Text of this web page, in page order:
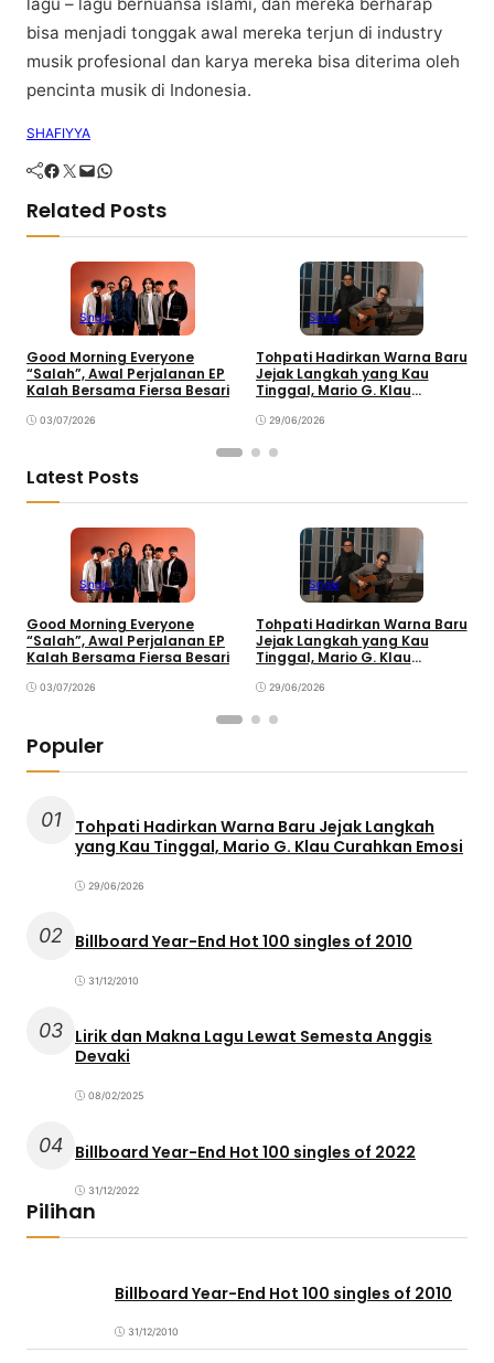
bisa menjadi tonggak awal mereka terjun di industry
musik profesional dan karya mereka bisa diterima oleh
pencinta musik di Indonesia.
SHAFIYYA
Facebook Twitter Mail WhatsApp
Related Posts
Single
Good Morning Everyone
“Salah”, Awal Perjalanan EP
Kalah Bersama Fiersa Besari
03/07/2026
Single
Tohpati Hadirkan Warna Baru
Jejak Langkah yang Kau
Tinggal, Mario G. Klau
29/06/2026
Latest Posts
Single
Good Morning Everyone
“Salah”, Awal Perjalanan EP
Kalah Bersama Fiersa Besari
03/07/2026
Single
Tohpati Hadirkan Warna Baru
Jejak Langkah yang Kau
Tinggal, Mario G. Klau
29/06/2026
Populer
01
Tohpati Hadirkan Warna Baru Jejak Langkah
yang Kau Tinggal, Mario G. Klau Curahkan Emosi
29/06/2026
02 Billboard Year-End Hot 100 singles of 2010
31/12/2010
03 Lirik dan Makna Lagu Lewat Semesta Anggis
Devaki
08/02/2025
04 Billboard Year-End Hot 100 singles of 2022
31/12/2022
Pilihan
Billboard Year-End Hot 100 singles of 2010
31/12/2010